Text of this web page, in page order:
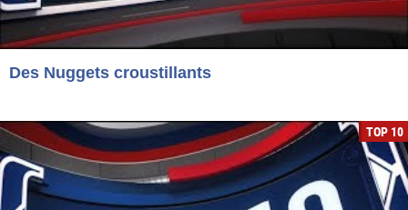
Des Nuggets croustillants
TOP 10